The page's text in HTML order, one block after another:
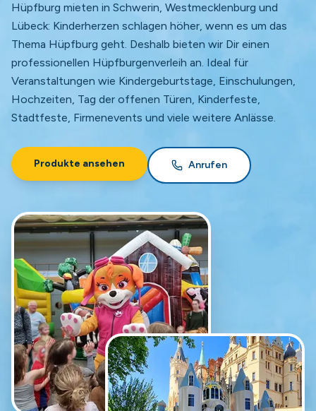
Hüpfburg mieten in Schwerin, Westmecklenburg und
Lübeck: Kinderherzen schlagen höher, wenn es um das
Thema Hüpfburg geht. Deshalb bieten wir Dir einen
professionellen Hüpfburgenverleih an. Ideal für
Veranstaltungen wie Kindergeburtstage, Einschulungen,
Hochzeiten, Tag der offenen Türen, Kinderfeste,
Stadtfeste, Firmenevents und viele weitere Anlässe.
Produkte ansehen Anrufen